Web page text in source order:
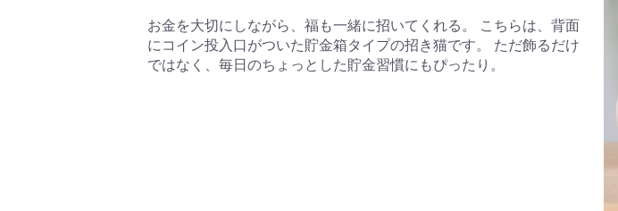
お金を大切にしながら、福も一緒に招いてくれる。 こちらは、背面
にコイン投入口がついた貯金箱タイプの招き猫です。 ただ飾るだけ
ではなく、毎日のちょっとした貯金習慣にもぴったり。